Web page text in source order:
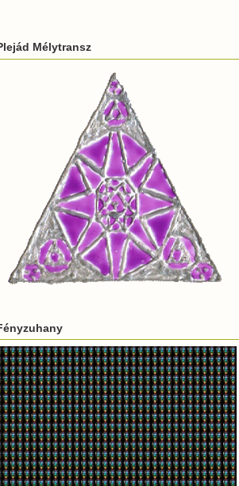
Mélytransz